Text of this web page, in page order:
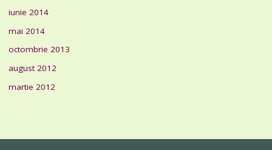
iunie 2014
mai 2014
octombrie 2013
august 2012
martie 2012